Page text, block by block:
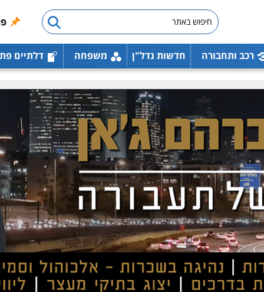
רכב ותחבורה חדשות נדל"ן משפחה דלתיים